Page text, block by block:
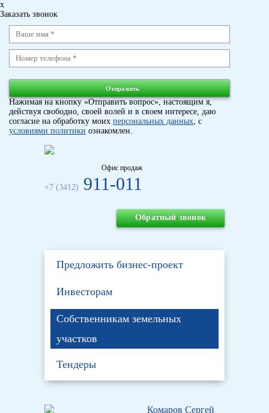
x
Заказать звонок
Отправить
Нажимая на кнопку «Отправить вопрос», настоящим я,
действуя свободно, своей волей и в своем интересе, даю
согласие на обработку моих персональных данных, с
условиями политики ознакомлен.
Офис продаж
+7 (3412) 911-011
Обратный звонок
Предложить бизнес-проект
Инвесторам
Собственникам земельных
участков
Тендеры
Комаров Сергей